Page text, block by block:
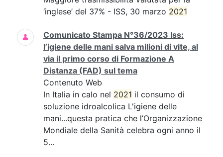
‘inglese’ del 37% - ISS, 30 marzo 2021
Comunicato Stampa N°36/2023 Iss:
l’igiene delle mani salva milioni di vite, al
via il primo corso di Formazione A
Distanza (FAD) sul tema
Contenuto Web
In Italia in calo nel 2021 il consumo di
soluzione idroalcolica L'igiene delle
mani...questa pratica che l’Organizzazione
Mondiale della Sanità celebra ogni anno il
5...